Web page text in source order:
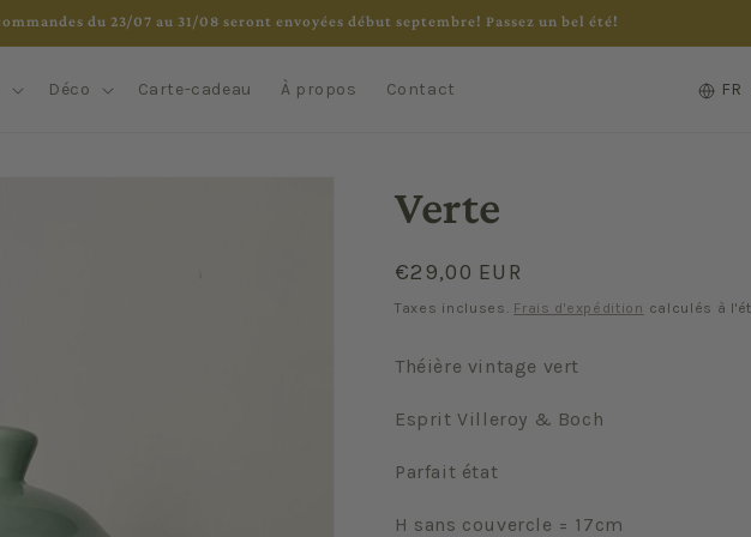
du 23/07 au 31/08 seront envoyées début septembre! Passez un bel été!
Déco Carte-cadeau À propos Contact
L
FR
Verte
Prix
habituel
€29,00 EUR
Taxes incluses. Frais d'expédition calculés à
Théière vintage vert
Esprit Villeroy & Boch
Parfait état
H sans couvercle = 17cm